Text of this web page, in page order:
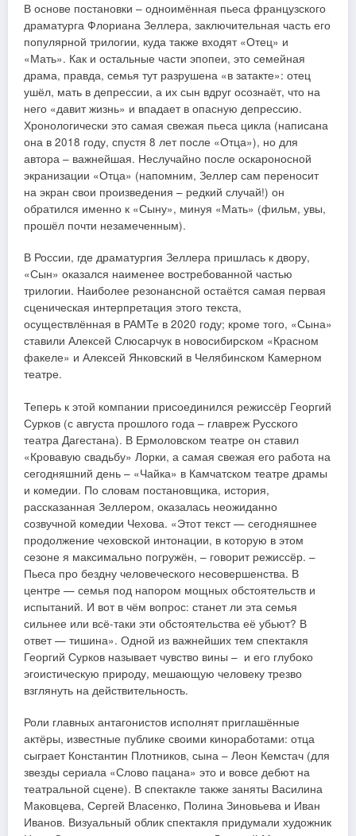
В основе постановки – одноимённая пьеса французского
драматурга Флориана Зеллера, заключительная часть его
популярной трилогии, куда также входят «Отец» и
«Мать». Как и остальные части эпопеи, это семейная
драма, правда, семья тут разрушена «в затакте»: отец
ушёл, мать в депрессии, а их сын вдруг осознаёт, что на
него «давит жизнь» и впадает в опасную депрессию.
Хронологически это самая свежая пьеса цикла (написана
она в 2018 году, спустя 8 лет после «Отца»), но для
автора – важнейшая. Неслучайно после оскароносной
экранизации «Отца» (напомним, Зеллер сам переносит
на экран свои произведения – редкий случай!) он
обратился именно к «Сыну», минуя «Мать» (фильм, увы,
прошёл почти незамеченным).
В России, где драматургия Зеллера пришлась к двору,
«Сын» оказался наименее востребованной частью
трилогии. Наиболее резонансной остаётся самая первая
сценическая интерпретация этого текста,
осуществлённая в РАМТе в 2020 году; кроме того, «Сына»
ставили Алексей Слюсарчук в новосибирском «Красном
факеле» и Алексей Янковский в Челябинском Камерном
театре.
Теперь к этой компании присоединился режиссёр Георгий
Сурков (с августа прошлого года – главреж Русского
театра Дагестана). В Ермоловском театре он ставил
«Кровавую свадьбу» Лорки, а самая свежая его работа на
сегодняшний день – «Чайка» в Камчатском театре драмы
и комедии. По словам постановщика, история,
рассказанная Зеллером, оказалась неожиданно
созвучной комедии Чехова. «Этот текст — сегодняшнее
продолжение чеховской интонации, в которую в этом
сезоне я максимально погружён, – говорит режиссёр. –
Пьеса про бездну человеческого несовершенства. В
центре — семья под напором мощных обстоятельств и
испытаний. И вот в чём вопрос: станет ли эта семья
сильнее или всё-таки эти обстоятельства её убьют? В
ответ — тишина». Одной из важнейших тем спектакля
Георгий Сурков называет чувство вины – и его глубоко
эгоистическую природу, мешающую человеку трезво
взглянуть на действительность.
Роли главных антагонистов исполнят приглашённые
актёры, известные публике своими киноработами: отца
сыграет Константин Плотников, сына – Леон Кемстач (для
звезды сериала «Слово пацана» это и вовсе дебют на
театральной сцене). В спектакле также заняты Василина
Маковцева, Сергей Власенко, Полина Зиновьева и Иван
Иванов. Визуальный облик спектакля придумали художник